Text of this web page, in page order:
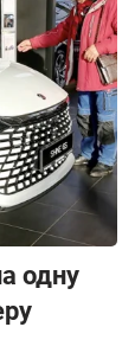
одну